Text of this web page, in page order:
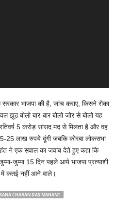
सरकार भाजपा की है, जांच कराए, किसने रोका
झूठ बोलो बार-बार बोलो जोर से बोलो यह
5 करोड़ सांसद मद से मिलता है और वह
25 लाख रुपये दूंगी जबकि कोरबा लोकसभा
ने एक सवाल का जवाब देते हुए कहा कि
जुम्मा 15 दिन पहले आये भाजपा प्रत्याशी
कतई नहीं आने वाले।
CHARAN DAS MAHANT